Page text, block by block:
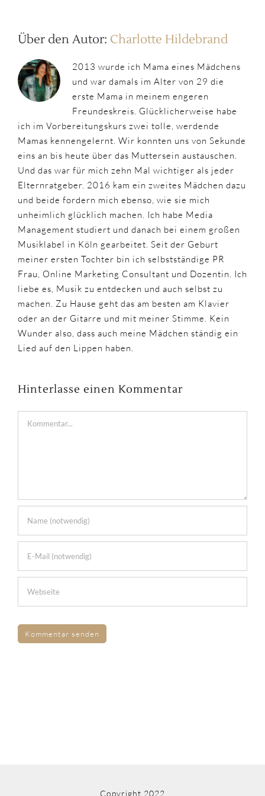
Über den Autor: Charlotte Hildebrand
2013 wurde ich Mama eines Mädchens
und war damals im Alter von 29 die
erste Mama in meinem engeren
Freundeskreis. Glücklicherweise habe
ich im Vorbereitungskurs zwei tolle, werdende
Mamas kennengelernt. Wir konnten uns von Sekunde
eins an bis heute über das Muttersein austauschen.
Und das war für mich zehn Mal wichtiger als jeder
Elternratgeber. 2016 kam ein zweites Mädchen dazu
und beide fordern mich ebenso, wie sie mich
unheimlich glücklich machen. Ich habe Media
Management studiert und danach bei einem großen
Musiklabel in Köln gearbeitet. Seit der Geburt
meiner ersten Tochter bin ich selbstständige PR
Frau, Online Marketing Consultant und Dozentin. Ich
liebe es, Musik zu entdecken und auch selbst zu
machen. Zu Hause geht das am besten am Klavier
oder an der Gitarre und mit meiner Stimme. Kein
Wunder also, dass auch meine Mädchen ständig ein
Lied auf den Lippen haben.
Hinterlasse einen Kommentar
Kommentar
Copyright 2022